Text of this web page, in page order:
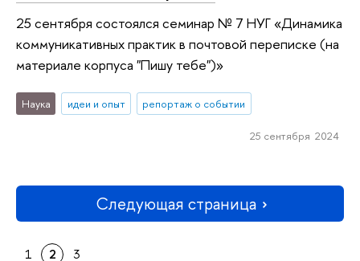
25 сентября состоялся семинар № 7 НУГ «Динамика
коммуникативных практик в почтовой переписке (на
материале корпуса "Пишу тебе")»
Наука идеи и опыт репортаж о событии
25 сентября 2024
Следующая страница
1 2 3